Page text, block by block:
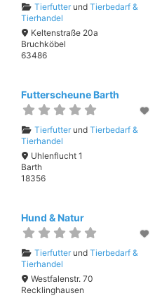
Tierfutterund Tierbedarf &
Tierhandel
Keltenstraße 20a
Bruchköbel
63486
Futterscheune Barth
Tierfutterund Tierbedarf &
Tierhandel
Uhlenflucht 1
Barth
18356
Hund & Natur
Tierfutterund Tierbedarf &
Tierhandel
Westfalenstr. 70
Recklinghausen